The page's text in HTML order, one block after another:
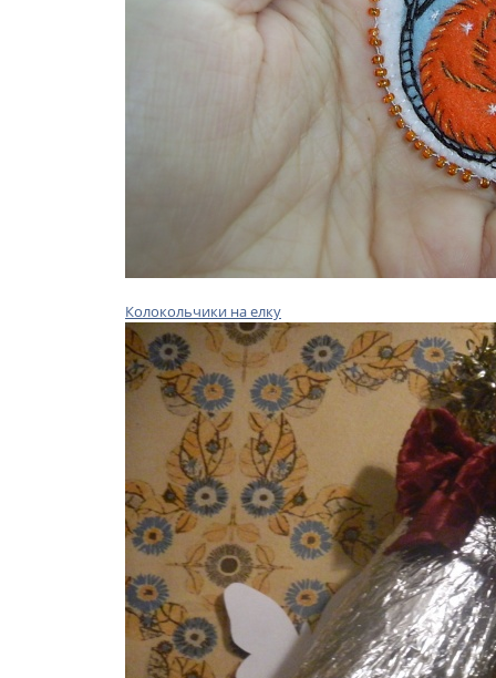
Колокольчики на елку